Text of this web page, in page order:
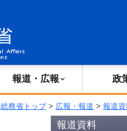
報道・広報 政
総務省トップ> 広報・報道 > 報道
報道資料